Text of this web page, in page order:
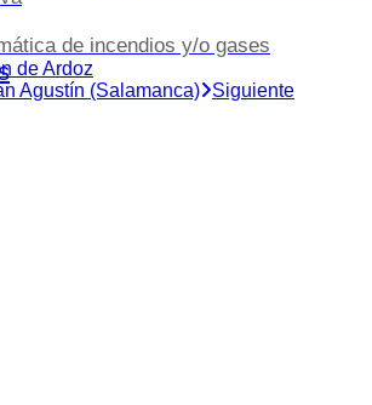
de incendios y/o gases
de Ardoz
Agustín (Salamanca) Siguiente